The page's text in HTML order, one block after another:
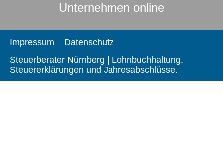
Unternehmen online
Impressum
Datenschutz
Steuerberater Nürnberg | Lohnbuchhaltung,
Steuererklärungen und Jahresabschlüsse.